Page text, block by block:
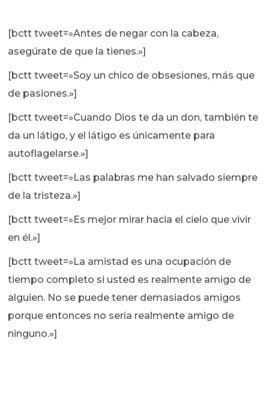
[bctt tweet=»Antes de negar con la cabeza,
asegúrate de que la tienes.»]
[bctt tweet=»Soy un chico de obsesiones, más que
de pasiones.»]
[bctt tweet=»Cuando Dios te da un don, también te
da un látigo, y el látigo es únicamente para
autoflagelarse.»]
[bctt tweet=»Las palabras me han salvado siempre
de la tristeza.»]
[bctt tweet=»Es mejor mirar hacia el cielo que vivir
en él.»]
[bctt tweet=»La amistad es una ocupación de
tiempo completo si usted es realmente amigo de
alguien. No se puede tener demasiados amigos
porque entonces no sería realmente amigo de
ninguno.»]